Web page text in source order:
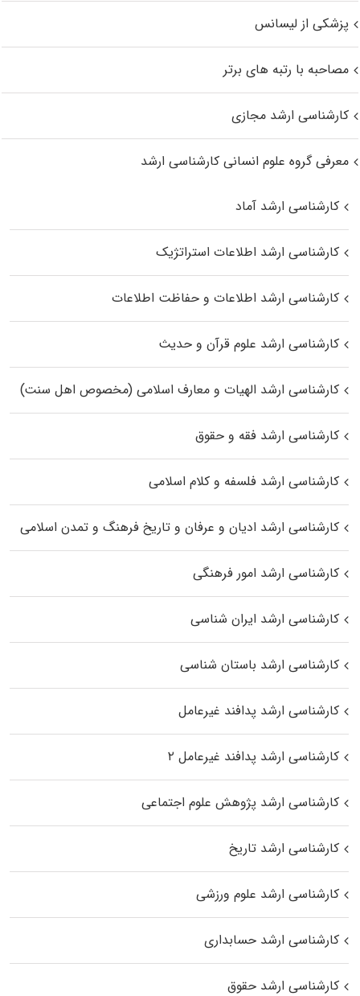
پزشکی از لیسانس
مصاحبه با رتبه های برتر
کارشناسی ارشد مجازی
معرفی گروه علوم انسانی کارشناسی ارشد
کارشناسی ارشد آماد
کارشناسی ارشد اطلاعات استراتژیک
کارشناسی ارشد اطلاعات و حفاظت اطلاعات
کارشناسی ارشد علوم قرآن و حدیث
کارشناسی ارشد الهیات و معارف اسلامی (مخصوص اهل سنت)
کارشناسی ارشد فقه و حقوق
کارشناسی ارشد فلسفه و کلام اسلامی
کارشناسی ارشد ادیان و عرفان و تاریخ فرهنگ و تمدن اسلامی
کارشناسی ارشد امور فرهنگی
کارشناسی ارشد ایران شناسی
کارشناسی ارشد باستان شناسی
کارشناسی ارشد پدافند غیرعامل
کارشناسی ارشد پدافند غیرعامل ۲
کارشناسی ارشد پژوهش علوم اجتماعی
کارشناسی ارشد تاریخ
کارشناسی ارشد علوم ورزشی
کارشناسی ارشد حسابداری
کارشناسی ارشد حقوق